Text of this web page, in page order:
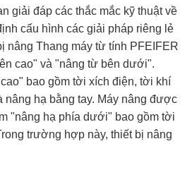
giải đáp các thắc mắc kỹ thuật về
cấu hình các giải pháp riêng lẻ
nâng Thang máy từ tính PFEIFER
cao" và "nâng từ bên dưới".
bao gồm tời xích điện, tời khí
nâng hạ bằng tay. Máy nâng được
"nâng hạ phía dưới" bao gồm tời
trường hợp này, thiết bị nâng